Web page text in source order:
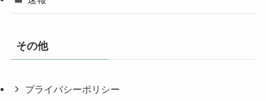
その他
プライバシーポリシー